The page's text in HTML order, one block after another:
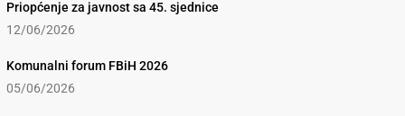
Priopćenje za javnost sa 45. sjednice
12/06/2026
Komunalni forum FBiH 2026
05/06/2026